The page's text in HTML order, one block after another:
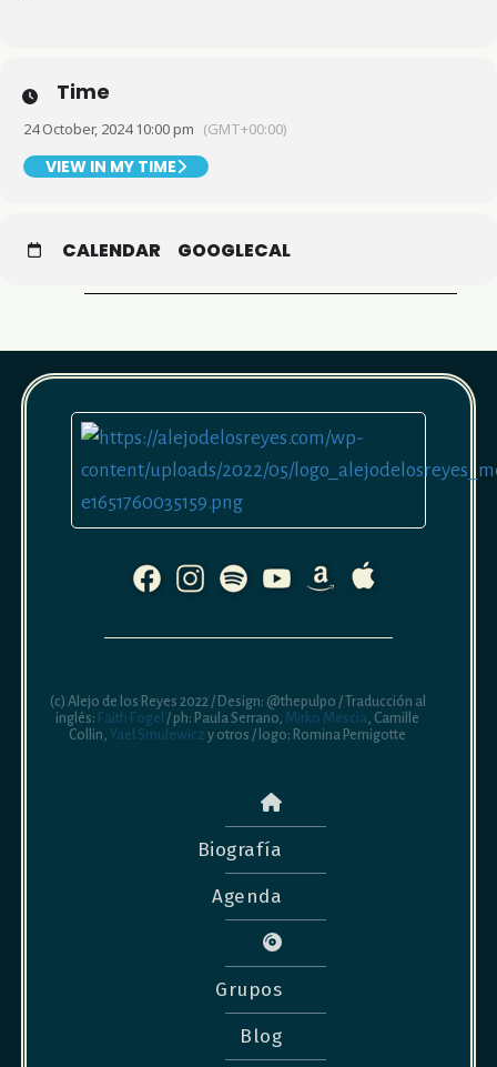
Time
24 October, 2024 10:00 pm (GMT+00:00)
VIEW IN MY TIME
CALENDAR GOOGLECAL
(c) Alejo de los Reyes 2022 / Design: @thepulpo / Traducción al
inglés: Faith Fogel / ph: Paula Serrano, Mirko Mescia, Camille
Collin, Yael Smulewicz y otros / logo: Romina Pernigotte
Biografía
Agenda
Grupos
Blog